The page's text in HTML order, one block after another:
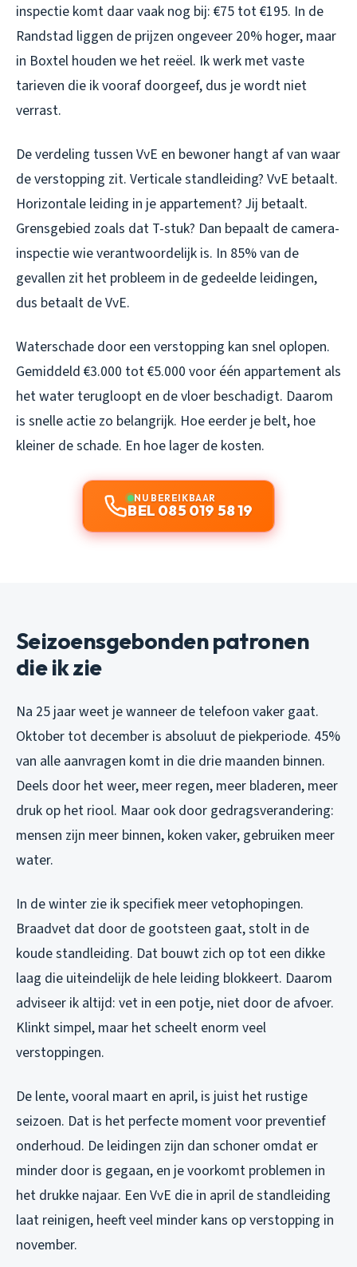
inspectie komt daar vaak nog bij: €75 tot €195. In de
Randstad liggen de prijzen ongeveer 20% hoger, maar
in Boxtel houden we het reëel. Ik werk met vaste
tarieven die ik vooraf doorgeef, dus je wordt niet
verrast.
De verdeling tussen VvE en bewoner hangt af van waar
de verstopping zit. Verticale standleiding? VvE betaalt.
Horizontale leiding in je appartement? Jij betaalt.
Grensgebied zoals dat T-stuk? Dan bepaalt de camera-
inspectie wie verantwoordelijk is. In 85% van de
gevallen zit het probleem in de gedeelde leidingen,
dus betaalt de VvE.
Waterschade door een verstopping kan snel oplopen.
Gemiddeld €3.000 tot €5.000 voor één appartement als
het water terugloopt en de vloer beschadigt. Daarom
is snelle actie zo belangrijk. Hoe eerder je belt, hoe
kleiner de schade. En hoe lager de kosten.
NU BEREIKBAAR
BEL 085 019 58 19
Seizoensgebonden patronen
die ik zie
Na 25 jaar weet je wanneer de telefoon vaker gaat.
Oktober tot december is absoluut de piekperiode. 45%
van alle aanvragen komt in die drie maanden binnen.
Deels door het weer, meer regen, meer bladeren, meer
druk op het riool. Maar ook door gedragsverandering:
mensen zijn meer binnen, koken vaker, gebruiken meer
water.
In de winter zie ik specifiek meer vetophopingen.
Braadvet dat door de gootsteen gaat, stolt in de
koude standleiding. Dat bouwt zich op tot een dikke
laag die uiteindelijk de hele leiding blokkeert. Daarom
adviseer ik altijd: vet in een potje, niet door de afvoer.
Klinkt simpel, maar het scheelt enorm veel
verstoppingen.
De lente, vooral maart en april, is juist het rustige
seizoen. Dat is het perfecte moment voor preventief
onderhoud. De leidingen zijn dan schoner omdat er
minder door is gegaan, en je voorkomt problemen in
het drukke najaar. Een VvE die in april de standleiding
laat reinigen, heeft veel minder kans op verstopping in
november.